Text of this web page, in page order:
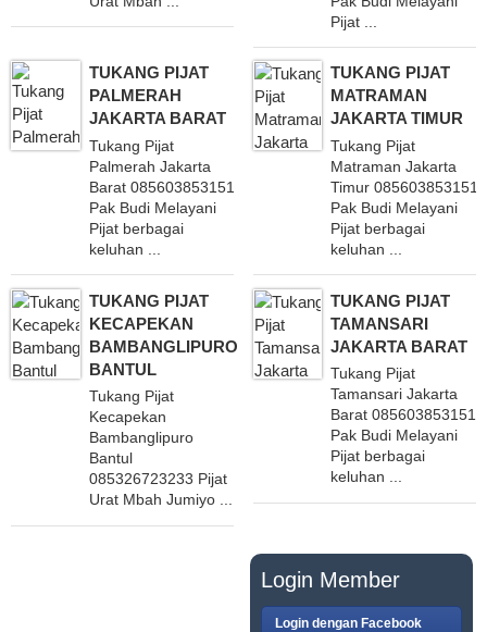
Pijat ...
TUKANG PIJAT
PALMERAH
JAKARTA BARAT
Tukang Pijat
Palmerah Jakarta
Barat 085603853151
Pak Budi Melayani
Pijat berbagai
keluhan ...
TUKANG PIJAT
MATRAMAN
JAKARTA TIMUR
Tukang Pijat
Matraman Jakarta
Timur 085603853151
Pak Budi Melayani
Pijat berbagai
keluhan ...
TUKANG PIJAT
KECAPEKAN
BAMBANGLIPURO
BANTUL
Tukang Pijat
Kecapekan
Bambanglipuro
Bantul
085326723233 Pijat
Urat Mbah Jumiyo ...
TUKANG PIJAT
TAMANSARI
JAKARTA BARAT
Tukang Pijat
Tamansari Jakarta
Barat 085603853151
Pak Budi Melayani
Pijat berbagai
keluhan ...
Login Member
Login dengan Facebook